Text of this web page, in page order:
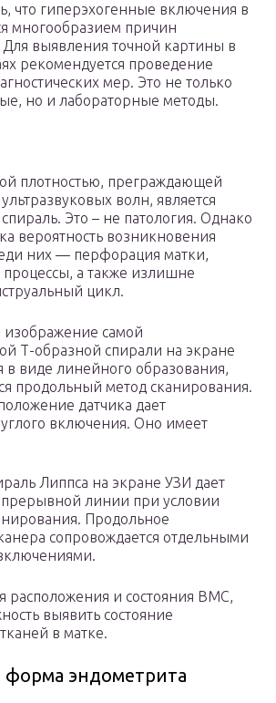
что гиперэхогенные включения в
многообразием причин
выявления точной картины в
рекомендуется проведение
мер. Это не только
но и лабораторные методы.
плотностью, преграждающей
волн, является
Это – не патология. Однако
вероятность возникновения
них — перфорация матки,
процессы, а также излишне
цикл.
изображение самой
Т-образной спирали на экране
в виде линейного образования,
продольный метод сканирования.
датчика дает
включения. Оно имеет
Липпса на экране УЗИ дает
линии при условии
Продольное
сопровождается отдельными
расположения и состояния ВМС,
выявить состояние
в матке.
форма эндометрита